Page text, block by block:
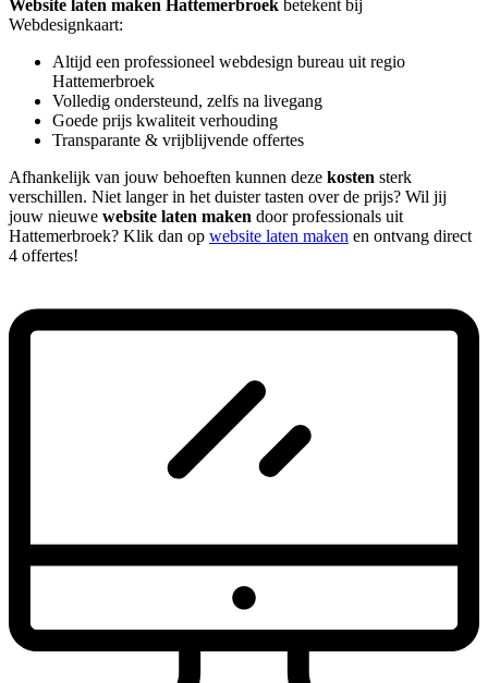
Website laten maken Hattemerbroek betekent bij
Webdesignkaart:
Altijd een professioneel webdesign bureau uit regio
Hattemerbroek
Volledig ondersteund, zelfs na livegang
Goede prijs kwaliteit verhouding
Transparante & vrijblijvende offertes
Afhankelijk van jouw behoeften kunnen deze kosten sterk
verschillen. Niet langer in het duister tasten over de prijs? Wil jij
jouw nieuwe website laten maken door professionals uit
Hattemerbroek? Klik dan op website laten maken en ontvang direct
4 offertes!